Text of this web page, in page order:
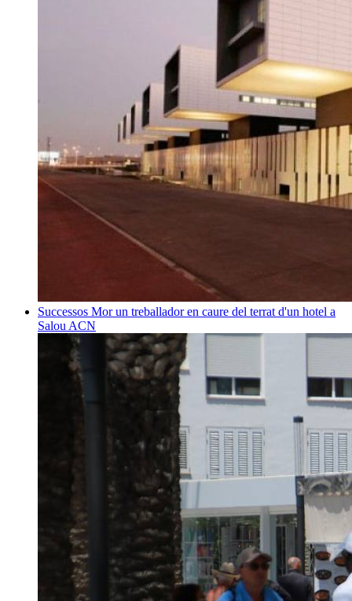
Successos Mor un treballador en caure del terrat d'un hotel a
Salou ACN